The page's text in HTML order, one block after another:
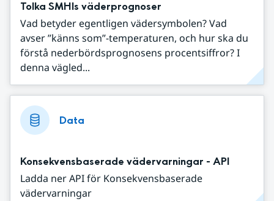
Tolka SMHIs väderprognoser
Vad betyder egentligen vädersymbolen? Vad
avser ”känns som”-temperaturen, och hur ska du
förstå nederbördsprognosens procentsiffror? I
denna vägled...
Data
Konsekvensbaserade vädervarningar - API
Ladda ner API för Konsekvensbaserade
vädervarningar